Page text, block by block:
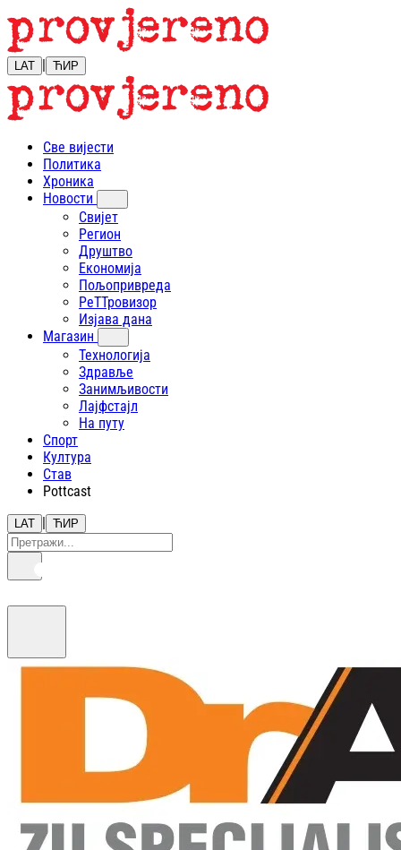
LAT | ЋИР
Све вијести
Политика
Хроника
Новости
Свијет
Регион
Друштво
Економија
Пољопривреда
РеТТровизор
Изјава дана
Магазин
Технологија
Здравље
Занимљивости
Лајфстajл
На путу
Спорт
Култура
Став
Pottcast
LAT | ЋИР